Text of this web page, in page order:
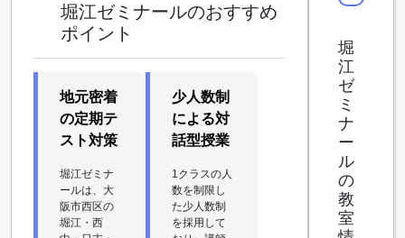
堀江ゼミナールのおすすめ
ポイント
地元密着
の定期テ
スト対策
堀江ゼミナ
ールは、大
阪市西区の
堀江・西
少人数制
による対
話型授業
1クラスの人
数を制限し
た少人数制
を採用して
堀
江
ゼ
ミ
ナ
ー
ル
の
教
室